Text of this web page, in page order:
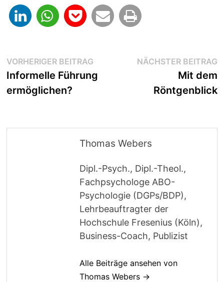
Beitragsnavigation
VORHERIGER BEITRAG Vorheriger
Beitrag:
Informelle Führung
ermöglichen?
NÄCHSTER BEITRAG
Mit dem
Röntgenblick
Thomas Webers
Dipl.-Psych., Dipl.-Theol.,
Fachpsychologe ABO-
Psychologie (DGPs/BDP),
Lehrbeauftragter der
Hochschule Fresenius (Köln),
Business-Coach, Publizist
Alle Beiträge ansehen von
Thomas Webers →